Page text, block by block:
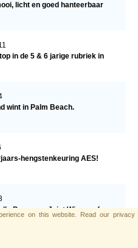
licht en goed hanteerbaar
in de 5 & 6 jarige rubriek in
wint in Palm Beach.
hengstenkeuring AES!
Becomes Joint Winner of
Horse 2020
on this website. Read our privacy